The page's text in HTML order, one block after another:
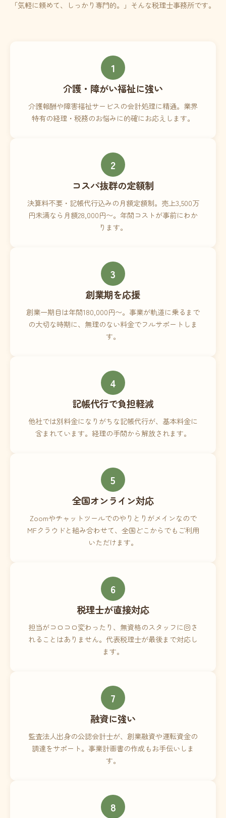
「気軽に頼めて、しっかり専門的。」そんな税理士事務所です。
1
介護・障がい福祉に強い
介護報酬や障害福祉サービスの会計処理に精通。業界
特有の経理・税務のお悩みに的確にお応えします。
2
コスパ抜群の定額制
決算料不要・記帳代行込みの月額定額制。売上3,500万
円未満なら月額28,000円〜。年間コストが事前にわか
ります。
3
創業期を応援
創業一期目は年間180,000円〜。事業が軌道に乗るまで
の大切な時期に、無理のない料金でフルサポートしま
す。
4
記帳代行で負担軽減
他社では別料金になりがちな記帳代行が、基本料金に
含まれています。経理の手間から解放されます。
5
全国オンライン対応
Zoomやチャットツールでのやりとりがメインなので
MFクラウドと組み合わせて、全国どこからでもご利用
いただけます。
6
税理士が直接対応
担当がコロコロ変わったり、無資格のスタッフに回さ
れることはありません。代表税理士が最後まで対応し
ます。
7
融資に強い
監査法人出身の公認会計士が、創業融資や運転資金の
調達をサポート。事業計画書の作成もお手伝いしま
す。
8